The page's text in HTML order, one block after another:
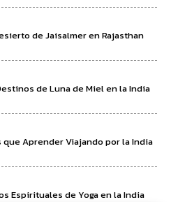
de Jaisalmer en Rajasthan
de Luna de Miel en la India
que Aprender Viajando por la India
Espirituales de Yoga en la India